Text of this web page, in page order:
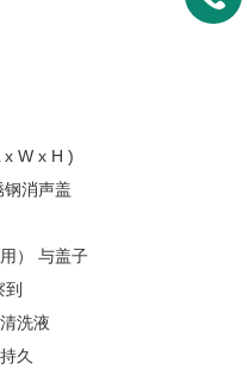
W x H )
消声盖
） 与盖子
洗液
久